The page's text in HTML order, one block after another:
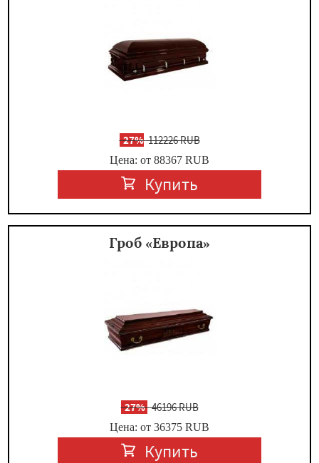
-27%112226 RUB
Цена: от 88367 RUB
Купить
Гроб «Европа»
-27%46196 RUB
Цена: от 36375 RUB
Купить